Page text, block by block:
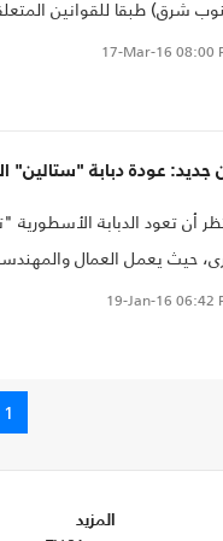
شرق) طبقا للقوانين
17-Mar-16 08:00
جديد: عودة دبابة "ستالين"
حيث يعمل العمال
من جديد.
19-Jan-16 06:42
1
المزيد